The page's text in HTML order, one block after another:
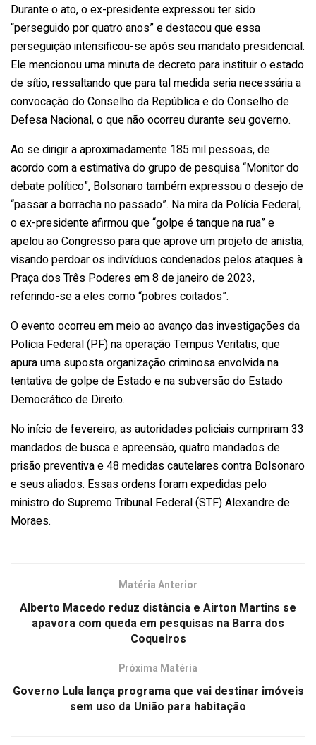
Durante o ato, o ex-presidente expressou ter sido
“perseguido por quatro anos” e destacou que essa
perseguição intensificou-se após seu mandato presidencial.
Ele mencionou uma minuta de decreto para instituir o estado
de sítio, ressaltando que para tal medida seria necessária a
convocação do Conselho da República e do Conselho de
Defesa Nacional, o que não ocorreu durante seu governo.
Ao se dirigir a aproximadamente 185 mil pessoas, de
acordo com a estimativa do grupo de pesquisa “Monitor do
debate político”, Bolsonaro também expressou o desejo de
“passar a borracha no passado”. Na mira da Polícia Federal,
o ex-presidente afirmou que “golpe é tanque na rua” e
apelou ao Congresso para que aprove um projeto de anistia,
visando perdoar os indivíduos condenados pelos ataques à
Praça dos Três Poderes em 8 de janeiro de 2023,
referindo-se a eles como “pobres coitados”.
O evento ocorreu em meio ao avanço das investigações da
Polícia Federal (PF) na operação Tempus Veritatis, que
apura uma suposta organização criminosa envolvida na
tentativa de golpe de Estado e na subversão do Estado
Democrático de Direito.
No início de fevereiro, as autoridades policiais cumpriram 33
mandados de busca e apreensão, quatro mandados de
prisão preventiva e 48 medidas cautelares contra Bolsonaro
e seus aliados. Essas ordens foram expedidas pelo
ministro do Supremo Tribunal Federal (STF) Alexandre de
Moraes.
Matéria Anterior
Alberto Macedo reduz distância e Airton Martins se
apavora com queda em pesquisas na Barra dos
Coqueiros
Próxima Matéria
Governo Lula lança programa que vai destinar imóveis
sem uso da União para habitação